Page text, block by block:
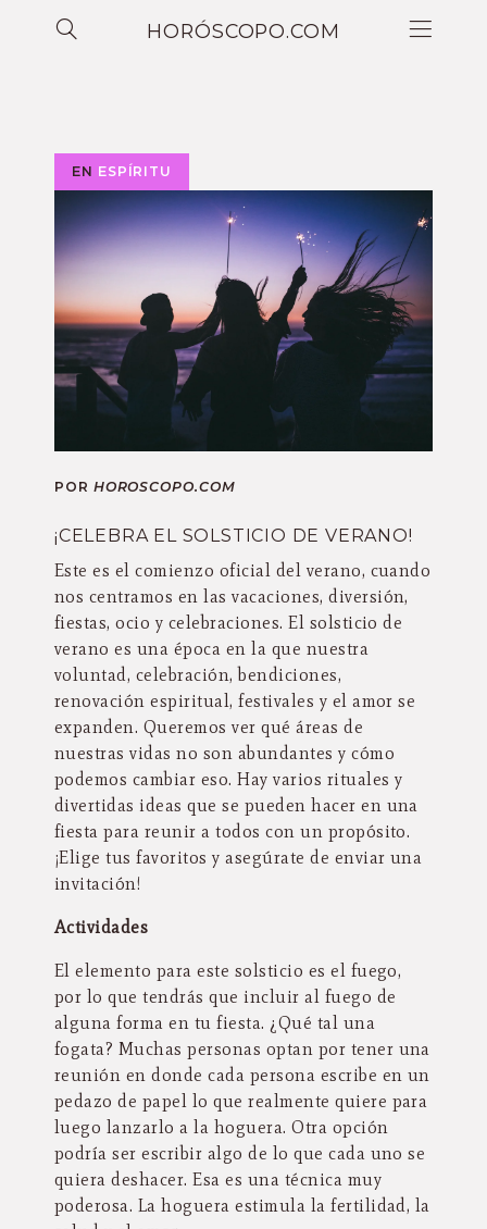
HORÓSCOPO.COM
EN ESPÍRITU
POR HOROSCOPO.COM
¡CELEBRA EL SOLSTICIO DE VERANO!
Este es el comienzo oficial del verano, cuando
nos centramos en las vacaciones, diversión,
fiestas, ocio y celebraciones. El solsticio de
verano es una época en la que nuestra
voluntad, celebración, bendiciones,
renovación espiritual, festivales y el amor se
expanden. Queremos ver qué áreas de
nuestras vidas no son abundantes y cómo
podemos cambiar eso. Hay varios rituales y
divertidas ideas que se pueden hacer en una
fiesta para reunir a todos con un propósito.
¡Elige tus favoritos y asegúrate de enviar una
invitación!
Actividades
El elemento para este solsticio es el fuego,
por lo que tendrás que incluir al fuego de
alguna forma en tu fiesta. ¿Qué tal una
fogata? Muchas personas optan por tener una
reunión en donde cada persona escribe en un
pedazo de papel lo que realmente quiere para
luego lanzarlo a la hoguera. Otra opción
podría ser escribir algo de lo que cada uno se
quiera deshacer. Esa es una técnica muy
poderosa. La hoguera estimula la fertilidad, la